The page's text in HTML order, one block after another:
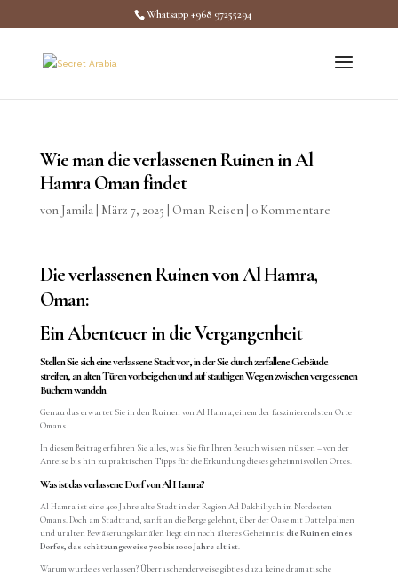
Whatsapp +968 97255294
Wie man die verlassenen Ruinen in Al
Hamra Oman findet
von Jamila| März 7, 2025 Oman Reisen| 0 Kommentare
Die verlassenen Ruinen von Al Hamra,
Oman:
Ein Abenteuer in die Vergangenheit
Stellen Sie sich eine verlassene Stadt vor, in der Sie durch zerfallene Gebäude
streifen, an alten Türen vorbeigehen und auf staubigen Wegen zwischen vergessenen
Büchern wandeln.
Genau das erwartet Sie in den Ruinen von Al Hamra, einem der faszinierendsten Orte
Omans.
In diesem Beitrag erfahren Sie alles, was Sie für Ihren Besuch wissen müssen – von der
Anreise bis hin zu praktischen Tipps für die Erkundung dieses geheimnisvollen Ortes.
Was ist das verlassene Dorf von Al Hamra?
Al Hamra ist eine 400 Jahre alte Stadt in der Region Ad Dakhiliyah im Nordosten
Omans. Doch am Stadtrand, sanft an die Berge gelehnt, über der Oase mit Dattelpalmen
und uralten Bewäserungskanälen liegt ein noch älteres Geheimnis: die Ruinen eines
Dorfes, das schätzungsweise 700 bis 1000 Jahre alt ist.
Warum wurde es verlassen? Überraschenderweise gibt es dazu keine dramatische